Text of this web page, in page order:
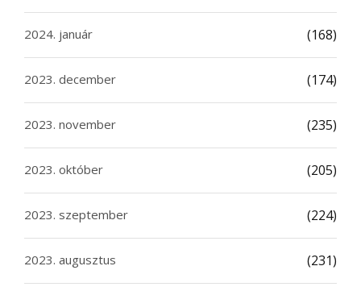
2024. január (168)
2023. december (174)
2023. november (235)
2023. október (205)
2023. szeptember (224)
2023. augusztus (231)